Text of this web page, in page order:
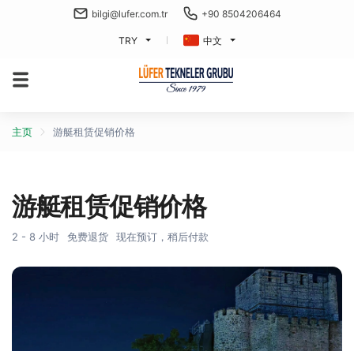
bilgi@lufer.com.tr +90 8504206464
TRY 中文
主页 游艇租赁促销价格
游艇租赁促销价格
2 - 8 小时 免费退货 现在预订，稍后付款